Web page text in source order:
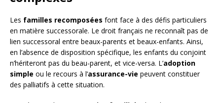
Les familles recomposées font face à des défis particuliers
en matière successorale. Le droit français ne reconnaît pas de
lien successoral entre beaux-parents et beaux-enfants. Ainsi,
en l’absence de disposition spécifique, les enfants du conjoint
n’hériteront pas du beau-parent, et vice-versa. L’adoption
simple ou le recours à l’assurance-vie peuvent constituer
des palliatifs à cette situation.